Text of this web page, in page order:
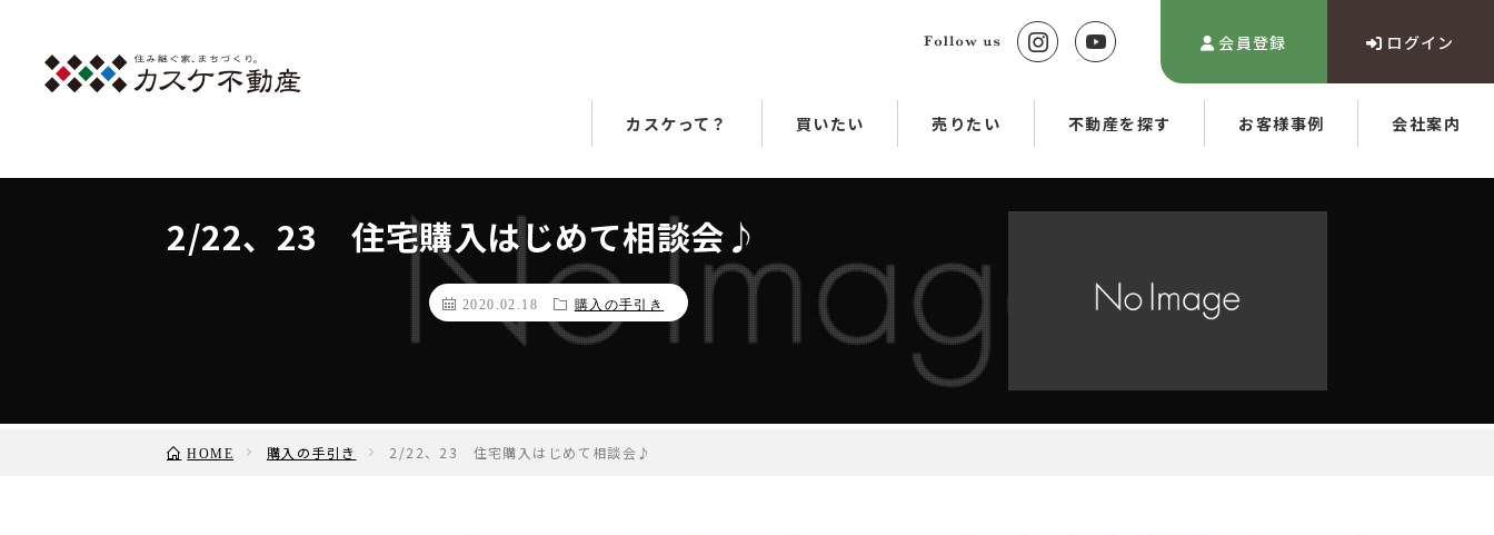
会員登録 ログイン
カスケって？ 買いたい 売りたい 不動産を探す お客様事例 会社案内
2/22、23 住宅購入はじめて相談会♪
2020.02.18 購入の手引き
HOME 購入の手引き 2/22、23 住宅購入はじめて相談会♪